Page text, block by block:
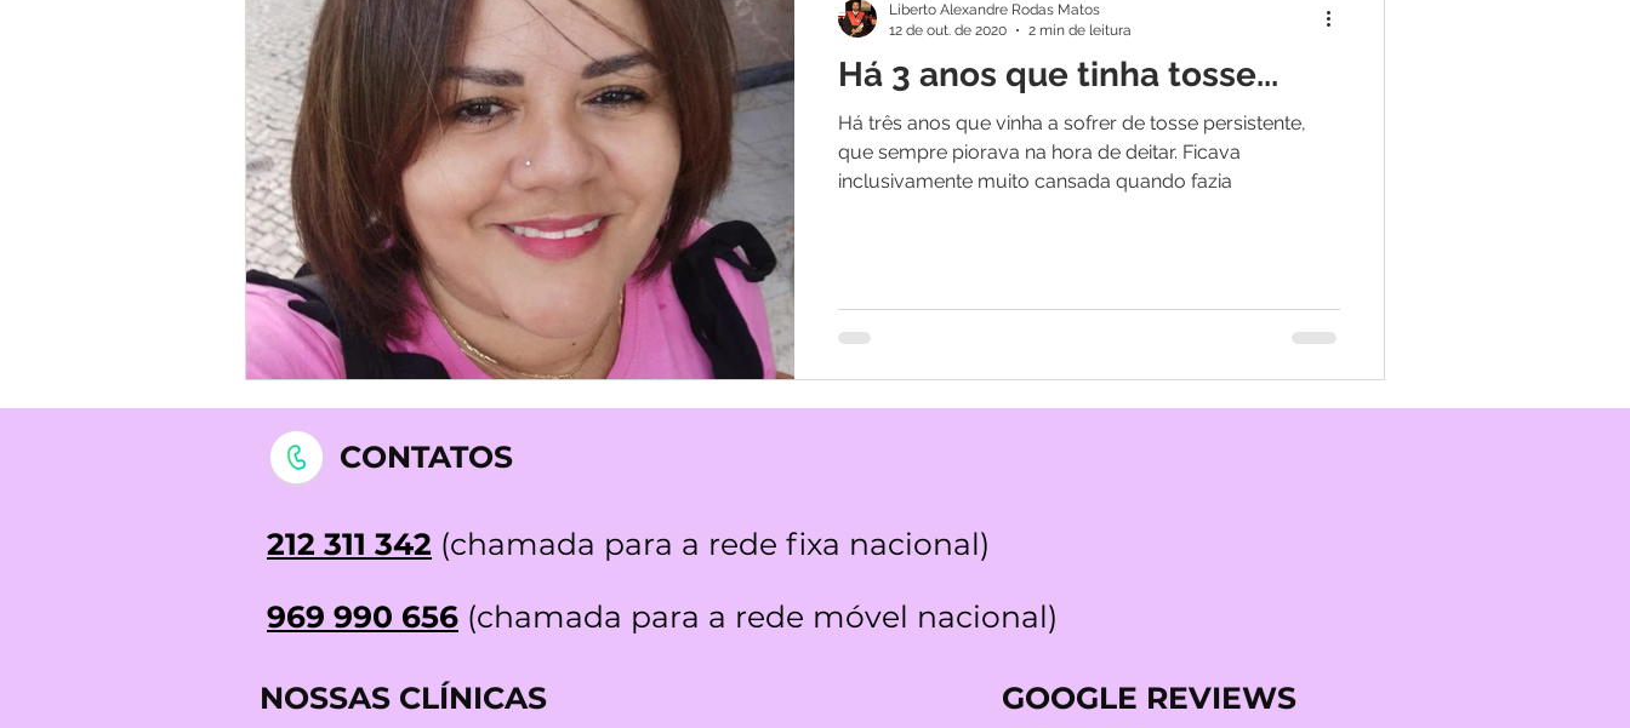
Há 3 anos que tinha tosse...
Há três anos que vinha a sofrer de tosse persistente,
que sempre piorava na hora de deitar. Ficava
inclusivamente muito cansada quando fazia
Liberto Alexandre Rodas Matos
12 de out. de 2020
2 min de leitura
CONTATOS
212 311 342 (chamada para a rede fixa nacional)
969 990 656 (chamada para a rede móvel nacional)
NOSSAS CLÍNICAS GOOGLE REVIEWS